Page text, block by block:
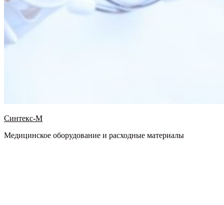
Синтекс-М
Медицинское оборудование и расходные материалы